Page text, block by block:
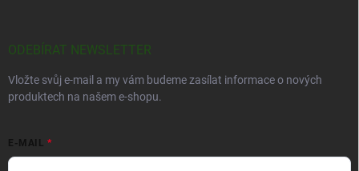
ODEBÍRAT NEWSLETTER
Vložte svůj e-mail a my vám budeme zasílat informace o nových
produktech na našem e-shopu.
E-MAIL